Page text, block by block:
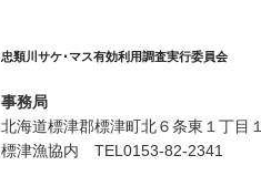
忠類川サケ･マス有効利用調査実行委員会
事務局
北海道標津郡標津町北６条東１丁目
標津漁協内 TEL0153-82-2341